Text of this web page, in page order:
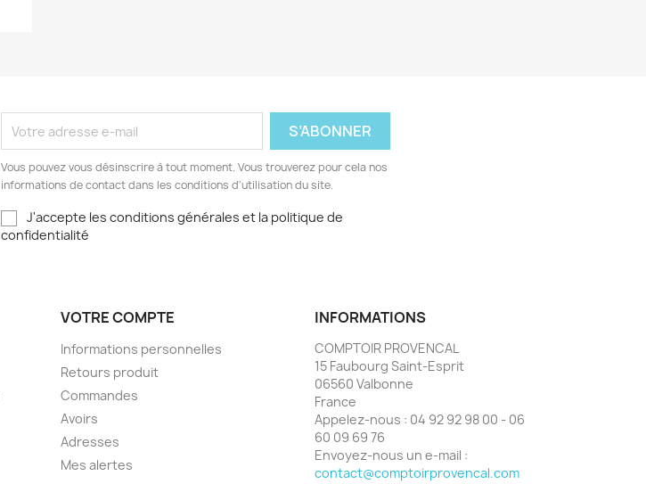
Vous pouvez vous désinscrire à tout moment. Vous trouverez pour cela nos
informations de contact dans les conditions d'utilisation du site.
J'accepte les conditions générales et la politique de
confidentialité
VOTRE COMPTE
Informations personnelles
Retours produit
Commandes
Avoirs
Adresses
Mes alertes
INFORMATIONS
COMPTOIR PROVENCAL
15 Faubourg Saint-Esprit
06560 Valbonne
France
Appelez-nous : 04 92 92 98 00 - 06
60 09 69 76
Envoyez-nous un e-mail :
contact@comptoirprovencal.com